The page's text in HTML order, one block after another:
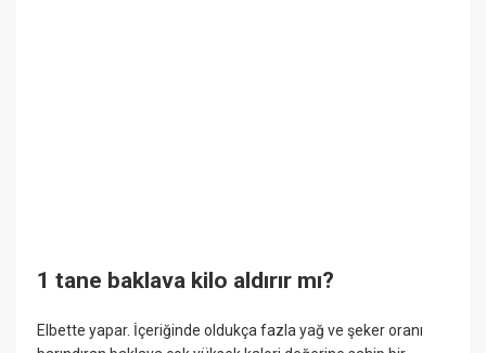
1 tane baklava kilo aldırır mı?
Elbette yapar. İçeriğinde oldukça fazla yağ ve şeker oranı